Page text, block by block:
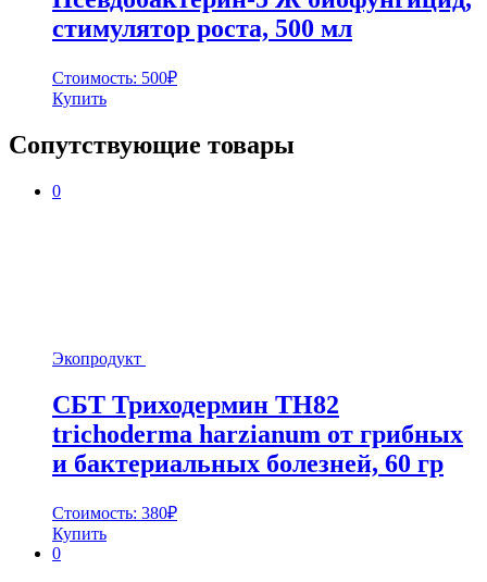
стимулятор роста, 500 мл
Стоимость: 500₽
Купить
Сопутствующие товары
0
Экопродукт
СБТ Триходермин ТН82
trichoderma harzianum от грибных
и бактериальных болезней, 60 гр
Стоимость: 380₽
Купить
0